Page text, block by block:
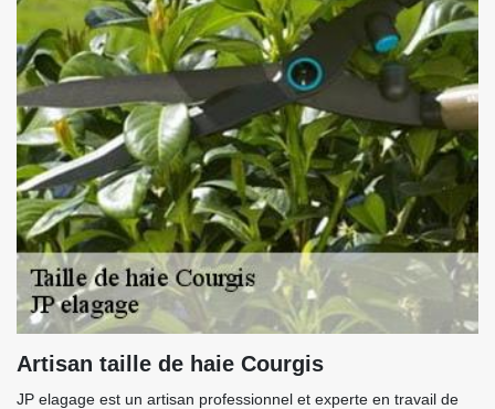
Artisan taille de haie Courgis
JP elagage est un artisan professionnel et experte en travail de